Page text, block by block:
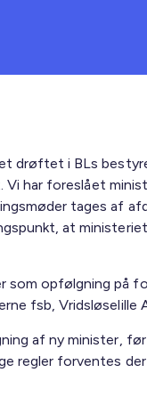
drøftet i BLs
Vi har foreslået
tages af
at
som opfølgning på
fsb, Vridsløselille
af ny minister,
regler forventes